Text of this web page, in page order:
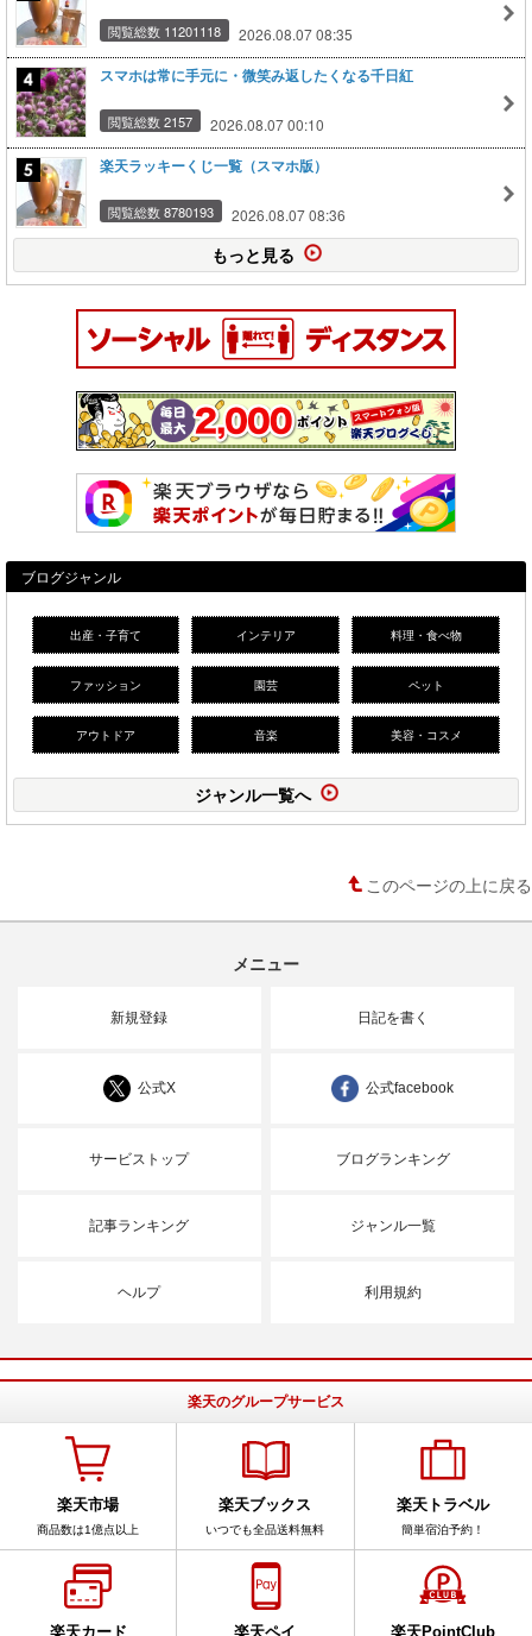
閲覧総数 11201118 2026.08.07 08:35
スマホは常に手元に・微笑み返したくなる千日紅
閲覧総数 2157 2026.08.07 00:10
楽天ラッキーくじ一覧（スマホ版）
閲覧総数 8780193 2026.08.07 08:36
もっと見る
ブログジャンル
出産・子育て インテリア 料理・食べ物
ファッション 園芸 ペット
アウトドア 音楽 美容・コスメ
ジャンル一覧へ
このページの上に戻る
メニュー
新規登録 日記を書く
公式X 公式facebook
サービストップ ブログランキング
記事ランキング ジャンル一覧
ヘルプ 利用規約
楽天のグループサービス
楽天市場
商品数は1億点以上
楽天ブックス
いつでも全品送料無料
楽天トラベル
簡単宿泊予約！
楽天カード 楽天ペイ 楽天PointClub